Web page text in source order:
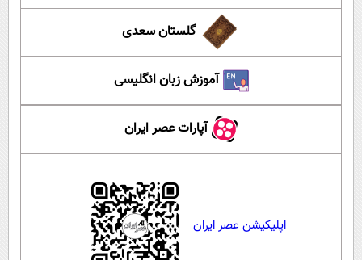
گلستان سعدی
آموزش زبان انگلیسی
آپارات عصر ایران
اپلیکیشن عصر ایران